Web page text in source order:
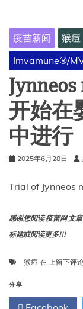
疫苗新闻 猴痘
Imvamune®/
开始在
中进行
2025年6月28日
Trial of Jynneos
感谢您阅读 疫苗网 文
标题或阅读更多!!!
猴痘 在 Jynneos
苗
上留下评
分享